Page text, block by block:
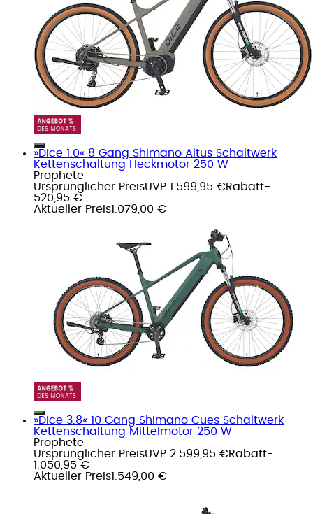
»Dice 1.0« 8 Gang Shimano Altus Schaltwerk
Kettenschaltung Heckmotor 250 W
Prophete
Ursprünglicher PreisUVP 1.599,95 €Rabatt-
520,95 €
Aktueller Preis1.079,00 €
»Dice 3.8« 10 Gang Shimano Cues Schaltwerk
Kettenschaltung Mittelmotor 250 W
Prophete
Ursprünglicher PreisUVP 2.599,95 €Rabatt-
1.050,95 €
Aktueller Preis1.549,00 €